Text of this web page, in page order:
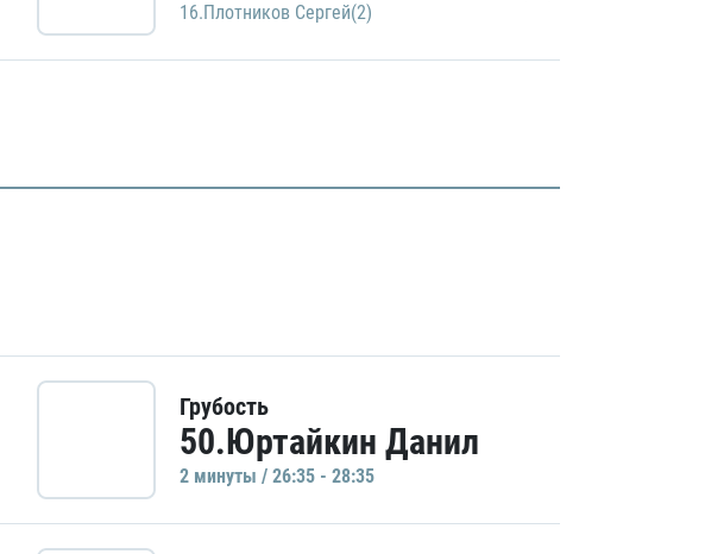
16.Плотников Сергей(2)
Грубость
50.Юртайкин Данил
2 минуты / 26:35 - 28:35